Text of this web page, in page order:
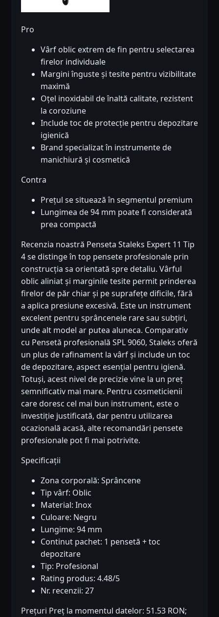
Pro
Vârf oblic extrem de fin pentru selectarea
firelor individuale
Margini înguste și tesite pentru vizibilitate
maximă
Oțel inoxidabil de înaltă calitate, rezistent
la coroziune
Include toc de protecție pentru depozitare
igienică
Brand specializat în instrumente de
manichiură și cosmetică
Contra
Prețul se situează în segmentul premium
Lungimea de 94 mm poate fi considerată
prea compactă
Recenzia noastră Penseta Staleks Expert 11 Tip
4 se distinge în top pensete profesionale prin
construcția sa orientată spre detaliu. Vârful
oblic aliniat și marginile tesite permit prinderea
firelor de păr chiar și pe suprafețe dificile, fără
a aplica presiune excesivă. Este un instrument
excelent pentru sprâncenele rare sau subțiri,
unde alt model ar putea aluneca. Comparativ
cu Pensetă profesională SPL 9060, Staleks oferă
un plus de rafinament la vârf și include un toc
de depozitare, aspect esențial pentru igienă.
Totuși, acest nivel de precizie vine la un preț
semnificativ mai mare. Pentru cosmeticienii
care doresc cel mai bun instrument, este o
investiție justificată, dar pentru utilizarea
ocazională acasă, alte recomandări pensete
profesionale pot fi mai potrivite.
Specificații
Zona corporală: Sprâncene
Tip vârf: Oblic
Material: Inox
Culoare: Negru
Lungime: 94 mm
Continut pachet: 1 pensetă + toc
depozitare
Tip: Profesional
Rating produs: 4.48/5
Nr. recenzii: 27
Prețuri Preț la momentul datelor: 51.53 RON;